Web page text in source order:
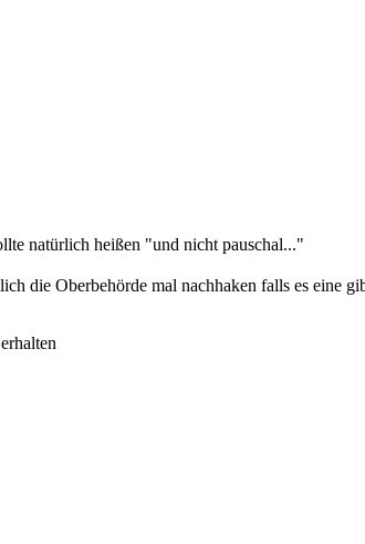
natürlich heißen "und nicht pauschal..."
die Oberbehörde mal nachhaken falls es eine